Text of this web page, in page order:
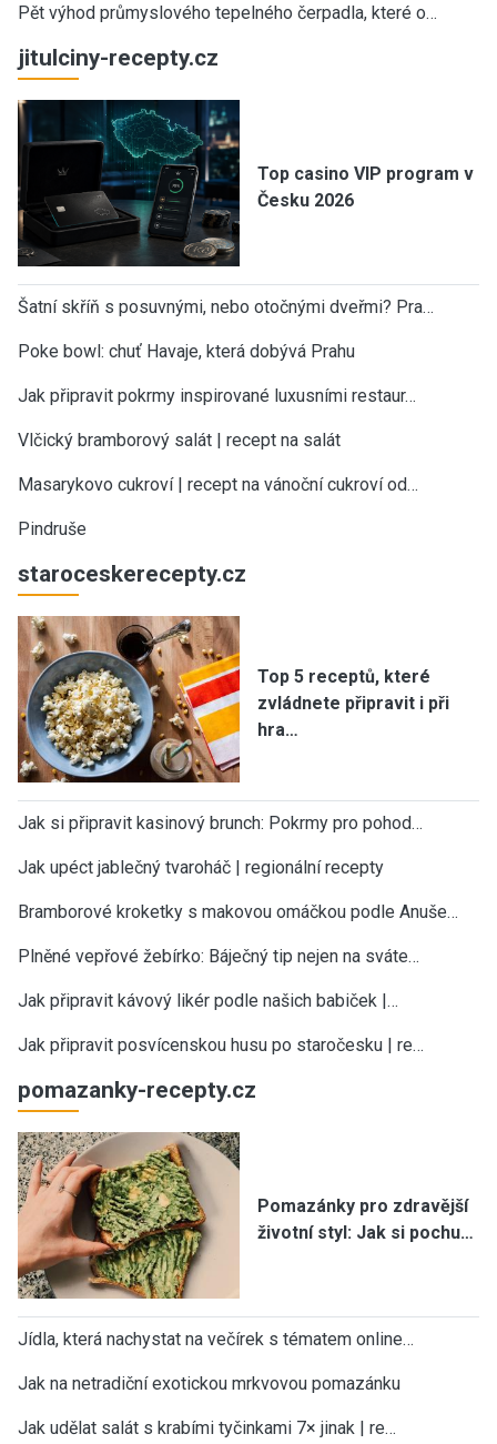
Pět výhod průmyslového tepelného čerpadla, které o…
jitulciny-recepty.cz
Top casino VIP program v
Česku 2026
Šatní skříň s posuvnými, nebo otočnými dveřmi? Pra…
Poke bowl: chuť Havaje, která dobývá Prahu
Jak připravit pokrmy inspirované luxusními restaur…
Vlčický bramborový salát | recept na salát
Masarykovo cukroví | recept na vánoční cukroví od…
Pindruše
staroceskerecepty.cz
Top 5 receptů, které
zvládnete připravit i při
hra…
Jak si připravit kasinový brunch: Pokrmy pro pohod…
Jak upéct jablečný tvaroháč | regionální recepty
Bramborové kroketky s makovou omáčkou podle Anuše…
Plněné vepřové žebírko: Báječný tip nejen na sváte…
Jak připravit kávový likér podle našich babiček |…
Jak připravit posvícenskou husu po staročesku | re…
pomazanky-recepty.cz
Pomazánky pro zdravější
životní styl: Jak si pochu…
Jídla, která nachystat na večírek s tématem online…
Jak na netradiční exotickou mrkvovou pomazánku
Jak udělat salát s krabími tyčinkami 7× jinak | re…